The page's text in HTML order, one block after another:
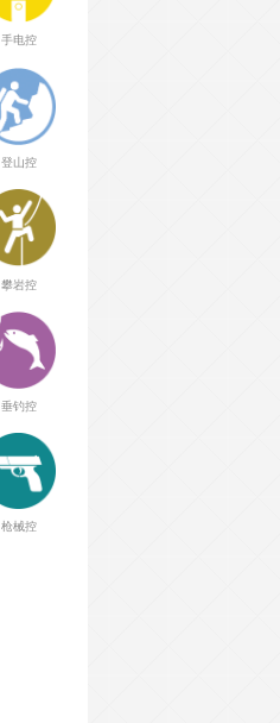
手电控
登山控
攀岩控
垂钓控
枪械控